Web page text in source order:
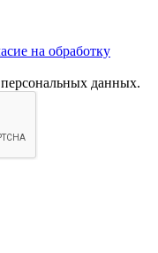
на обработку
данных.